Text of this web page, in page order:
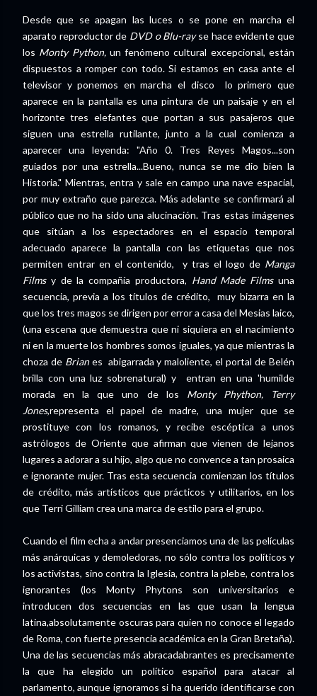
Desde que se apagan las luces o se pone en marcha el
aparato reproductor de DVD o Blu-rayse hace evidente que
los Monty Python,un fenómeno cultural excepcional, están
dispuestos a romper con todo. Si estamos en casa ante el
televisor y ponemos en marcha el disco lo primero que
aparece en la pantalla es una pintura de un paisaje y en el
horizonte tres elefantes que portan a sus pasajeros que
siguen una estrella rutilante, junto a la cual comienza a
aparecer una leyenda: "Año 0. Tres Reyes Magos...son
guiados por una estrella...Bueno, nunca se me dio bien la
Historia." Mientras, entra y sale en campo una nave espacial,
por muy extraño que parezca. Más adelante se confirmará al
público que no ha sido una alucinación. Tras estas imágenes
que sitúan a los espectadores en el espacio temporal
adecuado aparece la pantalla con las etiquetas que nos
permiten entrar en el contenido, y tras el logo de Manga
Filmsy de la compañía productora, Hand Made Filmsuna
secuencia, previa a los títulos de crédito, muy bizarra en la
que los tres magos se dirigen por error a casa del Mesias laico,
(una escena que demuestra que ni siquiera en el nacimiento
ni en la muerte los hombres somos iguales, ya que mientras la
choza deBrianes abigarrada y maloliente, el portal de Belén
brilla con una luz sobrenatural) y entran en una 'humilde
morada en la que uno de los Monty Phython, Terry
Jones,representa el papel de madre, una mujer que se
prostituye con los romanos, y recibe escéptica a unos
astrólogos de Oriente que afirman que vienen de lejanos
lugares a adorar a su hijo, algo que no convence a tan prosaica
e ignorante mujer. Tras esta secuencia comienzan los títulos
de crédito, más artísticos que prácticos y utilitarios, en los
que Terri Gilliam crea una marca de estilo para el grupo.
Cuando el film echa a andar presenciamos una de las películas
más anárquicas y demoledoras, no sólo contra los políticos y
los activistas, sino contra la Iglesia, contra la plebe, contra los
ignorantes (los Monty Phytons son universitarios e
introducen dos secuencias en las que usan la lengua
latina,absolutamente oscuras para quien no conoce el legado
de Roma, con fuerte presencia académica en la Gran Bretaña).
Una de las secuencias más abracadabrantes es precisamente
la que ha elegido un político español para atacar al
parlamento, aunque ignoramos si ha querido identificarse con